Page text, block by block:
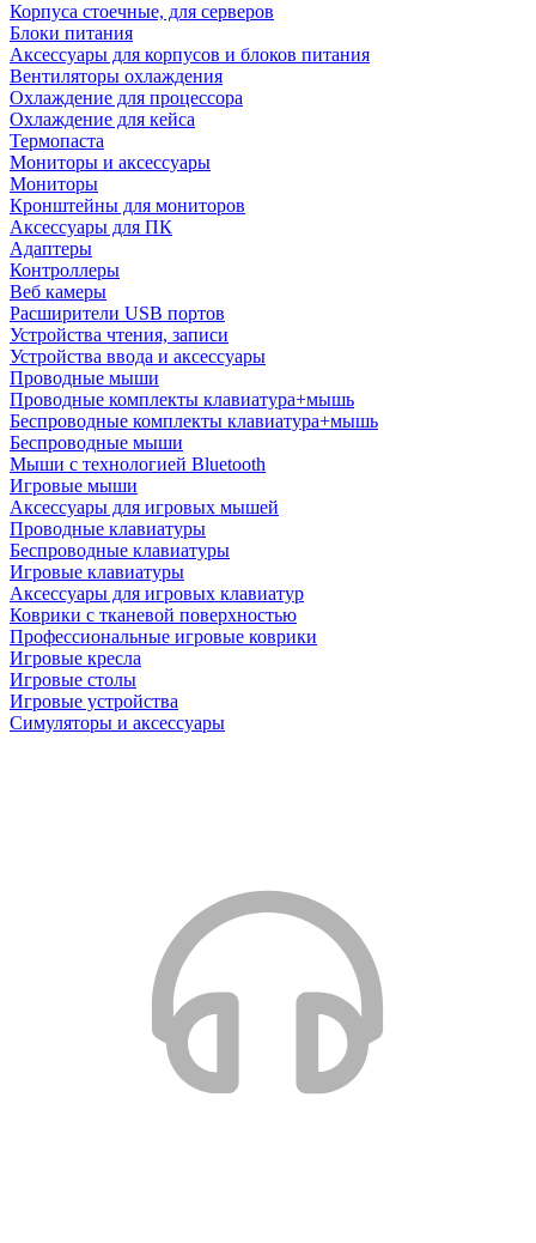
Корпуса стоечные, для серверов
Блоки питания
Аксессуары для корпусов и блоков питания
Вентиляторы охлаждения
Охлаждение для процессора
Охлаждение для кейса
Термопаста
Мониторы и аксессуары
Мониторы
Кронштейны для мониторов
Аксессуары для ПК
Адаптеры
Контроллеры
Веб камеры
Расширители USB портов
Устройства чтения, записи
Устройства ввода и аксессуары
Проводные мыши
Проводные комплекты клавиатура+мышь
Беспроводные комплекты клавиатура+мышь
Беспроводные мыши
Мыши с технологией Bluetooth
Игровые мыши
Аксессуары для игровых мышей
Проводные клавиатуры
Беспроводные клавиатуры
Игровые клавиатуры
Аксессуары для игровых клавиатур
Коврики с тканевой поверхностью
Профессиональные игровые коврики
Игровые кресла
Игровые столы
Игровые устройства
Симуляторы и аксессуары